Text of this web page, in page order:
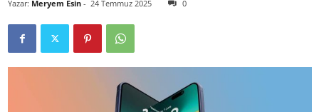
Yazar: Meryem Esin - 24 Temmuz 2025 0